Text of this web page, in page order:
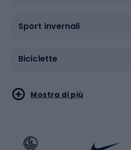
Sport invernali
Biciclette
Sport acquatici
Sport di arti marziali
Mostra di più